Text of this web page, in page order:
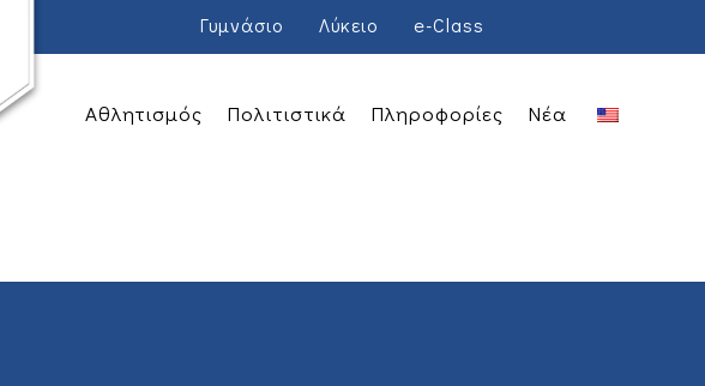
Γυμνάσιο Λύκειο e-Class
Αθλητισμός Πολιτιστικά Πληροφορίες Νέα